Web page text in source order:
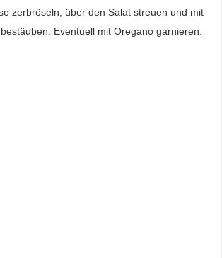
zerbröseln, über den Salat streuen und mit
Eventuell mit Oregano garnieren.